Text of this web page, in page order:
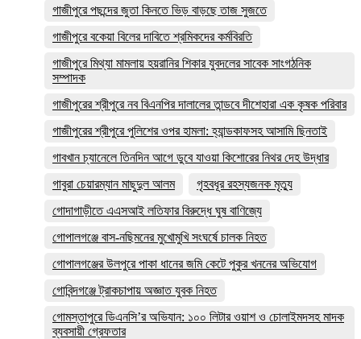
গাজীপুরে পছন্দের জুতা কিনতে ভিড় বাড়ছে তাজ সুজতে
গাজীপুরে বকেয়া বিলের দাবিতে শ্রমিকদের কর্মবিরতি
গাজীপুরে মিথ্যা মামলায় হয়রানির শিকার যুবদলের সাবেক সাংগঠনিক
সম্পাদক
গাজীপুরের শ্রীপুরে নব বিএনপির দালালের তান্ডবে দীশেহারা এক কৃষক পরিবার
গাজীপুরের শ্রীপুরে পুলিশের ওপর হামলা: হ্যান্ডকাফসহ আসামি ছিনতাই
গাবখান চ্যানেলে তিনদিন আগে ডুবে যাওয়া কিশোরের নিথর দেহ উদ্ধার
গাবুরা চেয়ারম্যান মাছুদুল আলম
গৃহবধূর রহস্যজনক মৃত্যু
গোদাগাড়ীতে এএসআই লতিফার বিরুদ্ধে ঘুষ বাণিজ্যে
গোপালগঞ্জে বাস-নছিমনের মুখোমুখি সংঘর্ষে চালক নিহত
গোপালগঞ্জের উলপুরে পাকা ধানের জমি কেটে পুকুর খননের অভিযোগ
গোবিন্দগঞ্জে ট্রাকচাপায় অজ্ঞাত যুবক নিহত
গোমস্তাপুরে ডিএনসি’র অভিযান: ১০০ লিটার ওয়াশ ও চোলাইমদসহ মাদক
ব্যবসায়ী গ্রেফতার